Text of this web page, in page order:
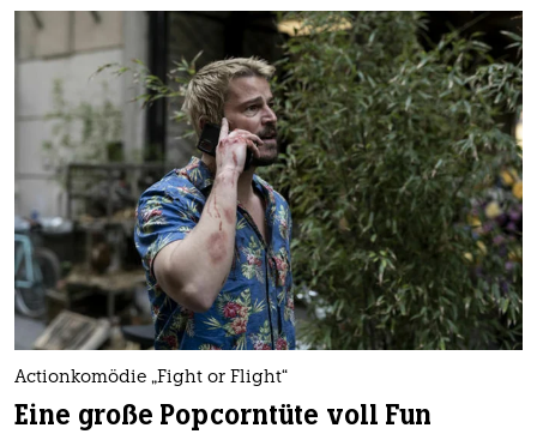
Actionkomödie „Fight or Flight“
Eine große Popcorntüte voll Fun